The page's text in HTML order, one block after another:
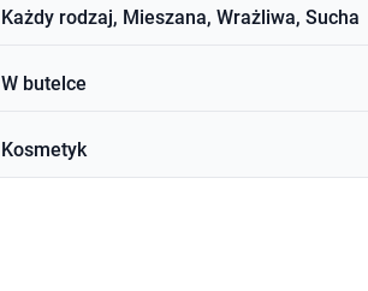
Każdy rodzaj, Mieszana, Wrażliwa, Sucha
W butelce
Kosmetyk